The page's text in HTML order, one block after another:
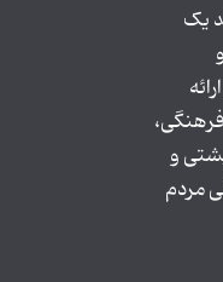
یک
و
مردم